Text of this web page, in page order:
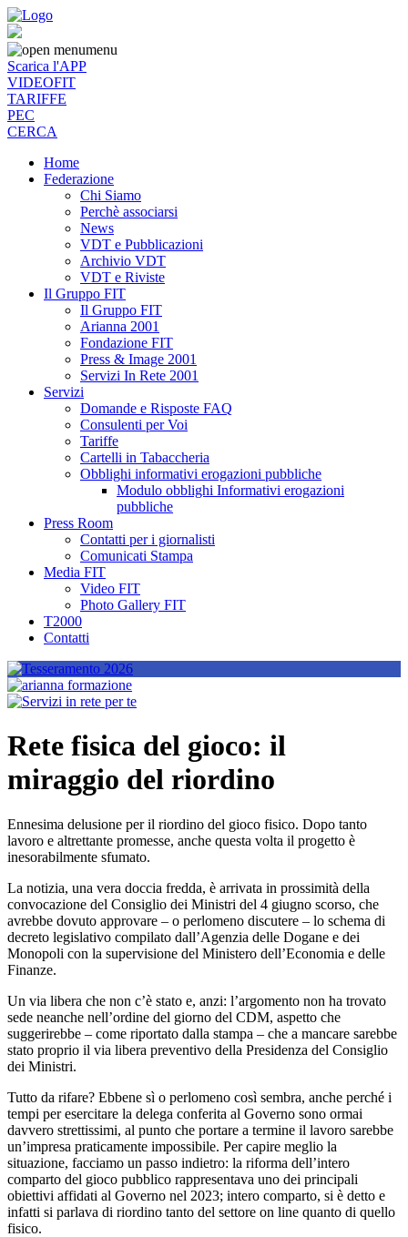
menu
Scarica l'APP
VIDEOFIT
TARIFFE
PEC
CERCA
Home
Federazione
Chi Siamo
Perchè associarsi
News
VDT e Pubblicazioni
Archivio VDT
VDT e Riviste
Il Gruppo FIT
Il Gruppo FIT
Arianna 2001
Fondazione FIT
Press & Image 2001
Servizi In Rete 2001
Servizi
Domande e Risposte FAQ
Consulenti per Voi
Tariffe
Cartelli in Tabaccheria
Obblighi informativi erogazioni pubbliche
Modulo obblighi Informativi erogazioni
pubbliche
Press Room
Contatti per i giornalisti
Comunicati Stampa
Media FIT
Video FIT
Photo Gallery FIT
T2000
Contatti
Rete fisica del gioco: il
miraggio del riordino
Ennesima delusione per il riordino del gioco fisico. Dopo tanto
lavoro e altrettante promesse, anche questa volta il progetto è
inesorabilmente sfumato.
La notizia, una vera doccia fredda, è arrivata in prossimità della
convocazione del Consiglio dei Ministri del 4 giugno scorso, che
avrebbe dovuto approvare – o perlomeno discutere – lo schema di
decreto legislativo compilato dall’Agenzia delle Dogane e dei
Monopoli con la supervisione del Ministero dell’Economia e delle
Finanze.
Un via libera che non c’è stato e, anzi: l’argomento non ha trovato
sede neanche nell’ordine del giorno del CDM, aspetto che
suggerirebbe – come riportato dalla stampa – che a mancare sarebbe
stato proprio il via libera preventivo della Presidenza del Consiglio
dei Ministri.
Tutto da rifare? Ebbene sì o perlomeno così sembra, anche perché i
tempi per esercitare la delega conferita al Governo sono ormai
davvero strettissimi, al punto che portare a termine il lavoro sarebbe
un’impresa praticamente impossibile. Per capire meglio la
situazione, facciamo un passo indietro: la riforma dell’intero
comparto del gioco pubblico rappresentava uno dei principali
obiettivi affidati al Governo nel 2023; intero comparto, si è detto e
infatti si parlava di riordino tanto del settore on line quanto di quello
fisico.